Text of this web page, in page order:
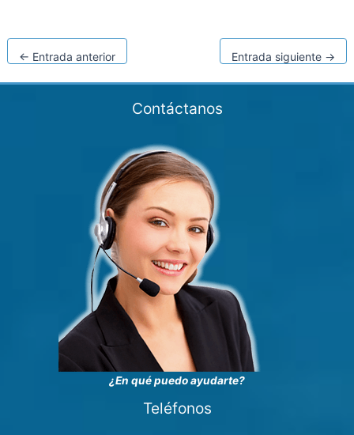
← Entrada anterior Entrada siguiente →
Contáctanos
¿En qué puedo ayudarte?
Teléfonos